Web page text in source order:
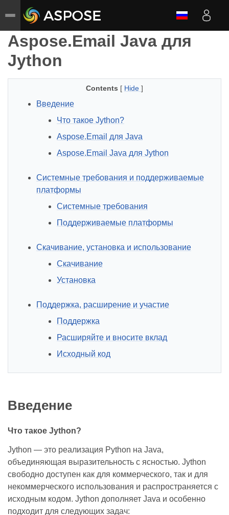
Aspose.Email Java для
Jython
Contents [ Hide ]
Введение
Что такое Jython?
Aspose.Email для Java
Aspose.Email Java для Jython
Системные требования и поддерживаемые
платформы
Системные требования
Поддерживаемые платформы
Скачивание, установка и использование
Скачивание
Установка
Поддержка, расширение и участие
Поддержка
Расширяйте и вносите вклад
Исходный код
Введение
Что такое Jython?
Jython — это реализация Python на Java,
объединяющая выразительность с ясностью. Jython
свободно доступен как для коммерческого, так и для
некоммерческого использования и распространяется с
исходным кодом. Jython дополняет Java и особенно
подходит для следующих задач: